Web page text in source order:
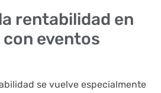
rentabilidad en
eventos
se vuelve especialmente